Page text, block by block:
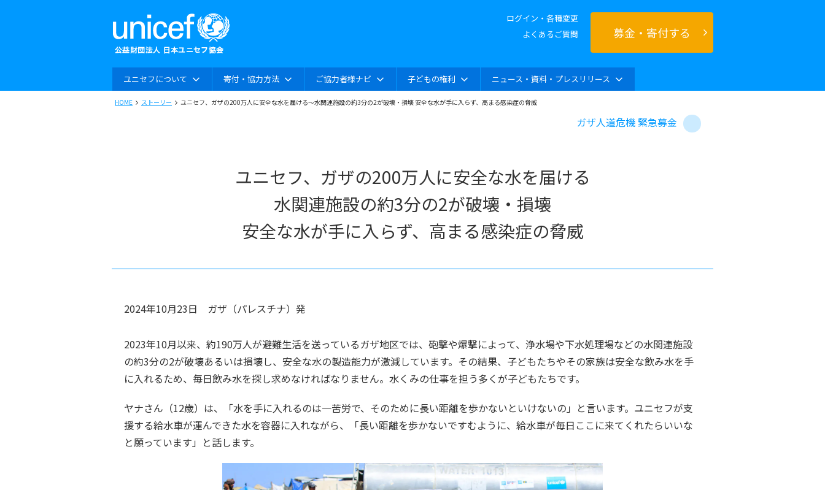
ログイン・各種変更
よくあるご質問
募金・寄付する
ユニセフについて 寄付・協力方法 ご協力者様ナビ 子どもの権利 ニュース・資料・プレスリリース
HOME ストーリー ユニセフ、ガザの200万人に安全な水を届ける～水関連施設の約3分の2が破壊・損壊 安全な水が手に入らず、高まる感染症の脅威
ガザ人道危機 緊急募金
ユニセフ、ガザの200万人に安全な水を届ける
水関連施設の約3分の2が破壊・損壊
安全な水が手に入らず、高まる感染症の脅威
2024年10月23日 ガザ（パレスチナ） 発
2023年10月以来、約190万人が避難生活を送っているガザ地区では、砲撃や爆撃によって、浄水場や下水処理場などの水関連施設
の約3分の2が破壊あるいは損壊し、安全な水の製造能力が激減しています。その結果、子どもたちやその家族は安全な飲み水を手
に入れるため、毎日飲み水を探し求めなければなりません。水くみの仕事を担う多くが子どもたちです。
ヤナさん（12歳）は、「水を手に入れるのは一苦労で、そのために長い距離を歩かないといけないの 」と言います。ユニセフが支
援する給水車が運んできた水を容器に入れながら、「長い距離を歩かないですむように、給水車が毎日ここに来てくれたらいいな
と願っています」と話します。